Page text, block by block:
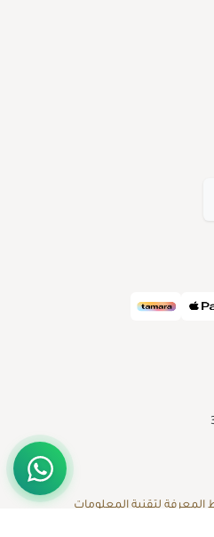
المعرفة لتقنية المعلومات